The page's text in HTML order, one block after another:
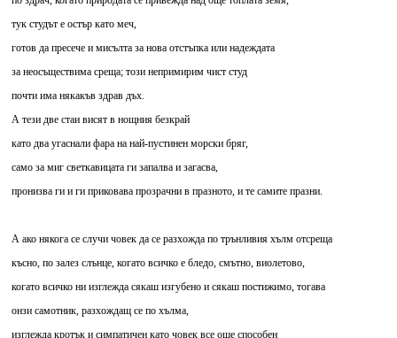
тук студът е остър като меч,
готов да пресече и мисълта за нова отстъпка или надеждата
за неосъществима среща; този непримирим чист студ
почти има някакъв здрав дъх.
А тези две стаи висят в нощния безкрай
като два угаснали фара на най-пустинен морски бряг,
само за миг светкавицата ги запалва и загасва,
пронизва ги и ги приковава прозрачни в празното, и те самите празни.
А ако някога се случи човек да се разхожда по трънливия хълм отсреща
късно, по залез слънце, когато всичко е бледо, смътно, виолетово,
когато всичко ни изглежда сякаш изгубено и сякаш постижимо, тогава
онзи самотник, разхождащ се по хълма,
изглежда кротък и симпатичен като човек все още способен